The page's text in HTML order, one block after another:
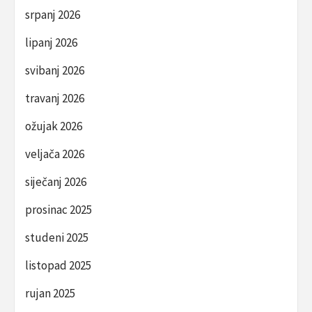
srpanj 2026
lipanj 2026
svibanj 2026
travanj 2026
ožujak 2026
veljača 2026
siječanj 2026
prosinac 2025
studeni 2025
listopad 2025
rujan 2025